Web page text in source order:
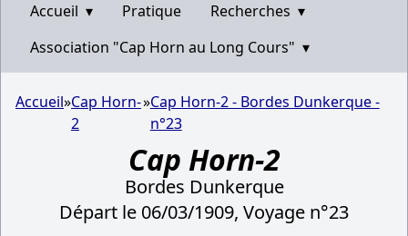
Accueil ▾ Pratique Recherches ▾
Association "Cap Horn au Long Cours" ▾
Accueil»Cap Horn-
2
»Cap Horn-2 - Bordes Dunkerque -
n°23
Cap Horn-2
Bordes Dunkerque
Départ le 06/03/1909, Voyage n°23